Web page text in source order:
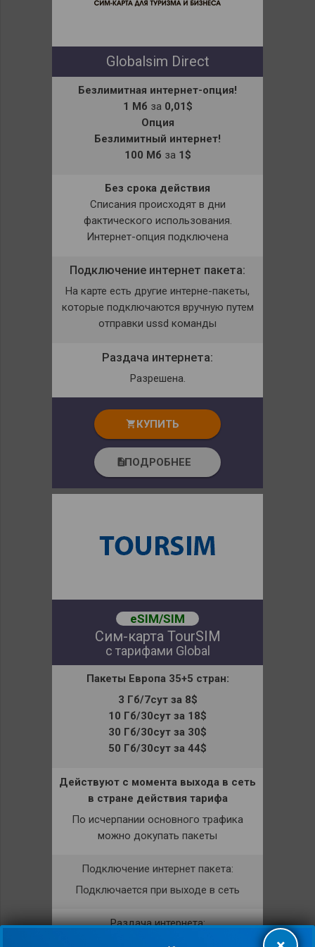
Globalsim Direct
Безлимитная интернет-опция!
1 Мб за0,01$
Опция
Безлимитный интернет!
100 Мб за 1$
Без срока действия
Списания происходят в дни
фактического использования.
Интернет-опция подключена
Подключение интернет пакета:
На карте есть другие интерне-пакеты,
которые подключаются вручную путем
отправки ussd команды
Раздача интернета:
Разрешена.
shopping_cart КУПИТЬ
descriptionПОДРОБНЕЕ
eSIM/SIM
Сим-карта TourSIM
с тарифами Global
Пакеты Европа35+5 стран:
3 Гб/7сут за 8$
10 Гб/30сут за 18$
30 Гб/30сут за 30$
50 Гб/30сут за 44$
Действуют с момента выхода в сеть
в стране действия тарифа
По исчерпании основного трафика
можно докупать пакеты
Подключение интернет пакета:
Подключается при выходе в сеть
Раздача интернета:
Разрешена.